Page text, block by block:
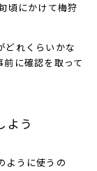
頃にかけて梅狩
どれくらいかな
に確認を取って
よう
ように使うの